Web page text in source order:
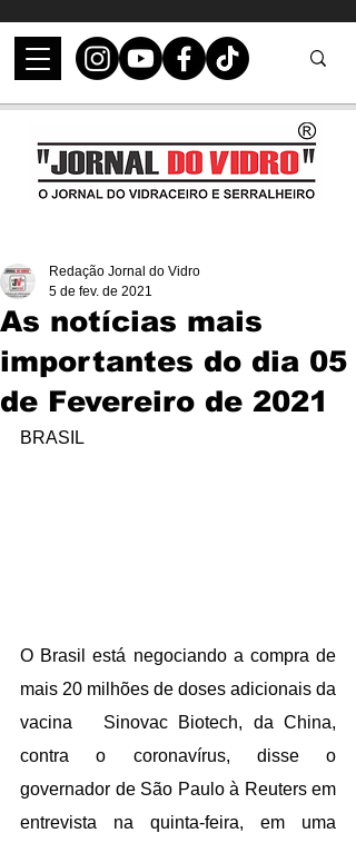
As notícias mais
importantes do dia 05
de Fevereiro de 2021
Redação Jornal do Vidro
5 de fev. de 2021
BRASIL
O Brasil está negociando a compra de
mais 20 milhões de doses adicionais da
vacina   Sinovac Biotech, da China,
contra o coronavírus, disse o
governador de São Paulo à Reuters em
entrevista na quinta-feira, em uma